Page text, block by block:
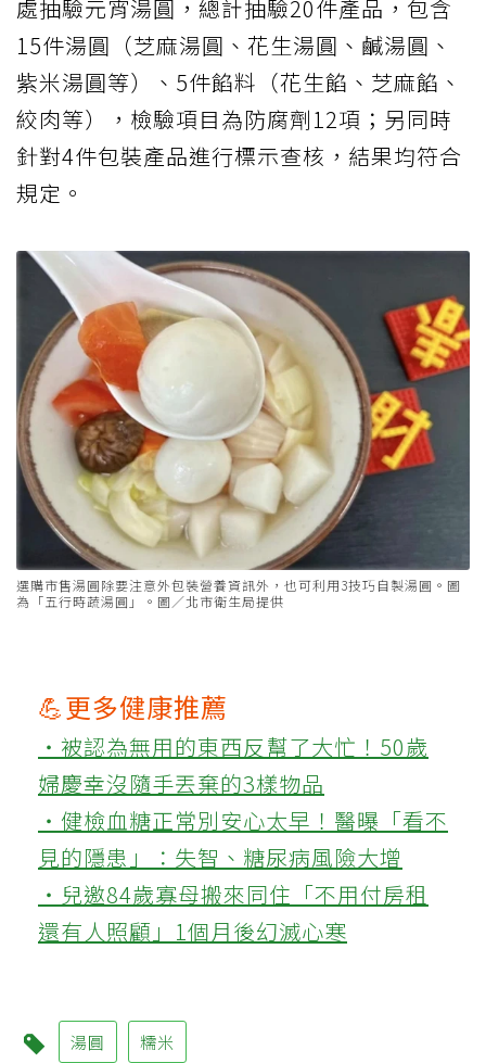
處抽驗元宵湯圓，總計抽驗20件產品，包含
15件湯圓（芝麻湯圓、花生湯圓、鹹湯圓、
紫米湯圓等）、5件餡料（花生餡、芝麻餡、
絞肉等），檢驗項目為防腐劑12項；另同時
針對4件包裝產品進行標示查核，結果均符合
規定。
選購市售湯圓除要注意外包裝營養資訊外，也可利用3技巧自製湯圓。圖
為「五行時蔬湯圓」。圖／北市衛生局提供
💪更多健康推薦
‧被認為無用的東西反幫了大忙！50歲
婦慶幸沒隨手丟棄的3樣物品
‧健檢血糖正常別安心太早！醫曝「看不
見的隱患」：失智、糖尿病風險大增
‧兒邀84歲寡母搬來同住「不用付房租
還有人照顧」1個月後幻滅心寒
湯圓 糯米